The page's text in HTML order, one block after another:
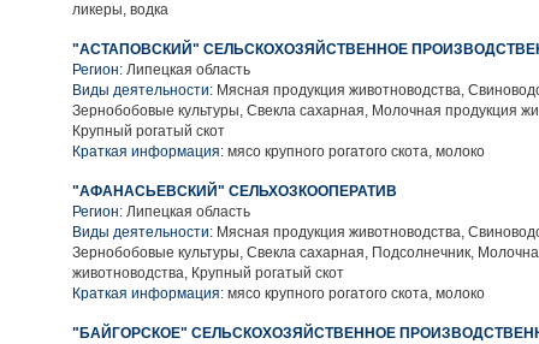
ликеры, водка
"АСТАПОВСКИЙ" СЕЛЬСКОХОЗЯЙСТВЕННОЕ
Регион: Липецкая область
Виды деятельности: Мясная продукция животноводства,
Зернобобовые культуры, Свекла сахарная, Молочная продукция
Крупный рогатый скот
Краткая информация: мясо крупного рогатого скота, молоко
"АФАНАСЬЕВСКИЙ" СЕЛЬХОЗКООПЕРАТИВ
Регион: Липецкая область
Виды деятельности: Мясная продукция животноводства,
Зернобобовые культуры, Свекла сахарная, Подсолнечник,
животноводства, Крупный рогатый скот
Краткая информация: мясо крупного рогатого скота, молоко
"БАЙГОРСКОЕ" СЕЛЬСКОХОЗЯЙСТВЕННОЕ